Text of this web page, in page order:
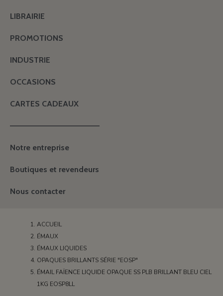
LIBRAIRIE
PROMOTIONS
INDUSTRIE
OCCASIONS
CARTES CADEAUX
———————————————
Notre entreprise
Boutiques et revendeurs
Nous contacter
ACCUEIL
ÉMAUX
ÉMAUX LIQUIDES
OPAQUES BRILLANTS SÉRIE "EOSP"
ÉMAIL FAÏENCE LIQUIDE OPAQUE SS PLB BRILLANT BLEU CIEL
1KG EOSP8LL